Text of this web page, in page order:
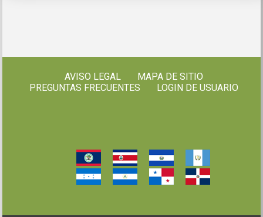
AVISO LEGAL
MAPA DE SITIO
PREGUNTAS FRECUENTES
LOGIN DE USUARIO